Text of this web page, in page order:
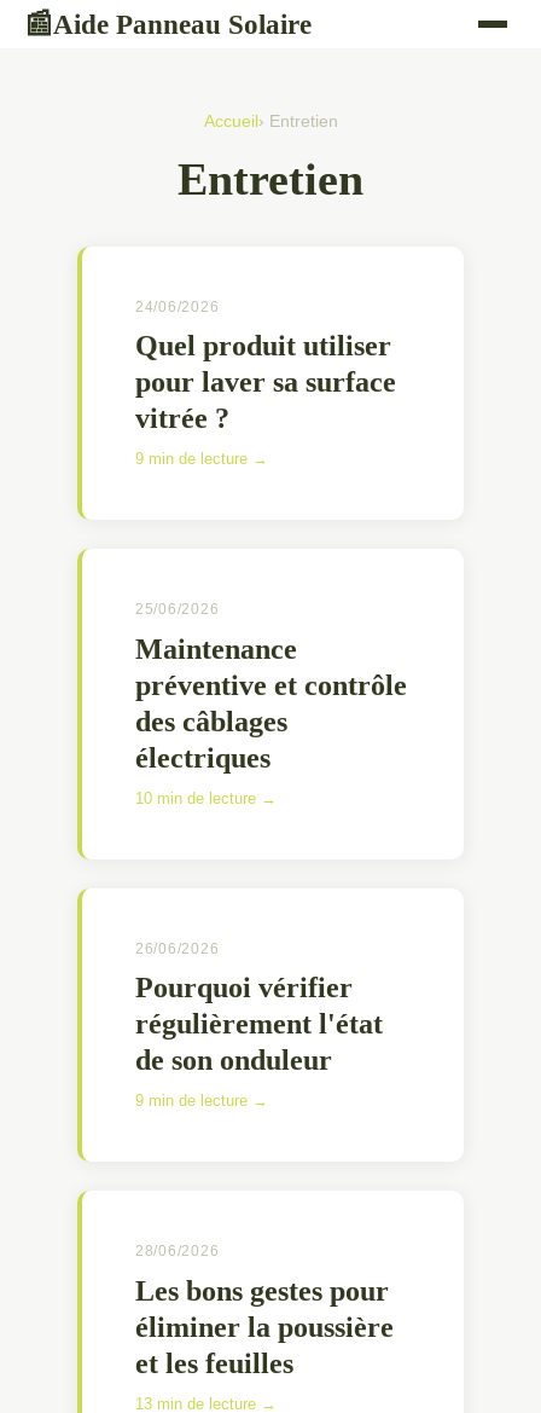
📰Aide Panneau Solaire
Accueil › Entretien
Entretien
24/06/2026
Quel produit utiliser
pour laver sa surface
vitrée ?
9 min de lecture →
25/06/2026
Maintenance
préventive et contrôle
des câblages
électriques
10 min de lecture →
26/06/2026
Pourquoi vérifier
régulièrement l'état
de son onduleur
9 min de lecture →
28/06/2026
Les bons gestes pour
éliminer la poussière
et les feuilles
13 min de lecture →